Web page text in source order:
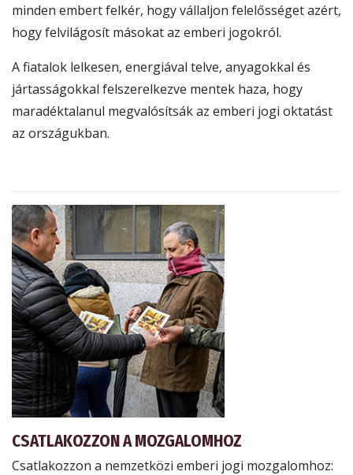
minden embert felkér, hogy vállaljon felelősséget azért,
hogy felvilágosít másokat az emberi jogokról.
A fiatalok lelkesen, energiával telve, anyagokkal és
jártasságokkal felszerelkezve mentek haza, hogy
maradéktalanul megvalósítsák az emberi jogi oktatást
az országukban.
CSATLAKOZZON A MOZGALOMHOZ
Csatlakozzon a nemzetközi emberi jogi mozgalomhoz: